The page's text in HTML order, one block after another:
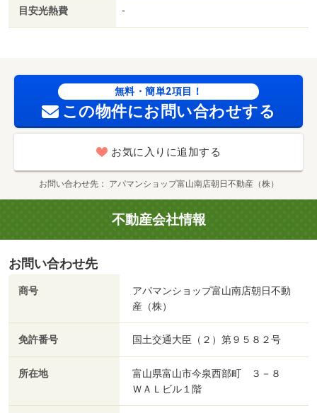
鉄道弘済会（幼稚園・保育園）まで３９１ｍ／富山協立病
院こばと保育所（幼稚園・保育園）まで９０９ｍ/賃貸戸
目安光熱費 -
無料・簡単2項目！
この物件にお問い合わせする
お気に入りに追加する
お問い合わせ先 アパマンショップ富山南店朝日不動産（株）
不動産会社情報
お問い合わせ先
商号
アパマンショップ富山南店朝日不動
産（株）
免許番号 国土交通大臣（２）第９５８２号
所在地
富山県富山市今泉西部町 ３－８
ＷＡＬビル１階